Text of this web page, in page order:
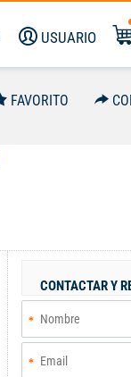
USUARIO
FAVORITO
CONTACTAR Y